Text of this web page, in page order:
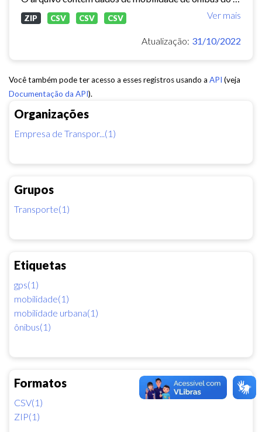
Organizações
Empresa de Transpor...(1)
Grupos
Transporte(1)
Etiquetas
gps(1)
mobilidade(1)
mobilidade urbana(1)
ônibus(1)
Formatos
CSV(1)
ZIP(1)
Ver mais
ZIP CSV CSV CSV
Atualização: 31/10/2022
Você também pode ter acesso a esses registros usando a API (veja
Documentação da API).